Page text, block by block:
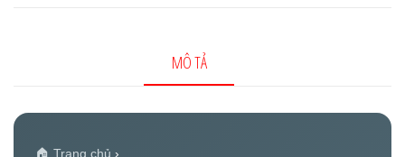
MÔ TẢ
🏠 Trang chủ ›